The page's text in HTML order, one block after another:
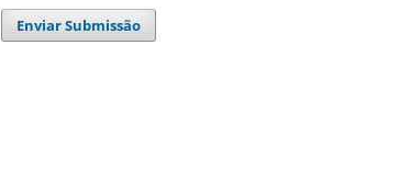
Enviar Submissão